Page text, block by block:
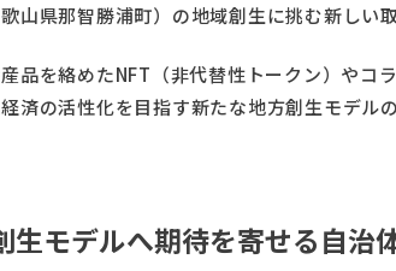
山県那智勝浦町）の地域創生に挑む新しい取
品を絡めたNFT（非代替性トークン）やコ
済の活性化を目指す新たな地方創生モデル
生モデルへ期待を寄せる自治